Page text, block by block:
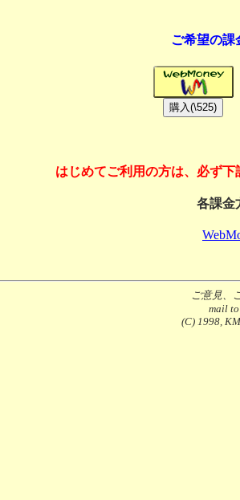
ご希望の課
はじめてご利用の方は、必ず
各課金
ご意見、
mail
(C) 1998,